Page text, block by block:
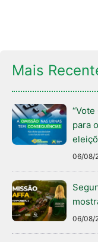
Mais
para
06/08/
06/08/